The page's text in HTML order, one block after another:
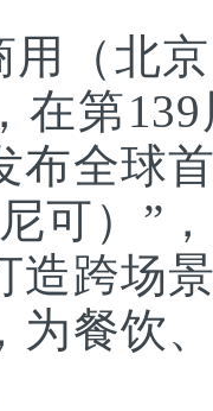
用（北
在第
布全球
可）”
造跨场
为餐饮